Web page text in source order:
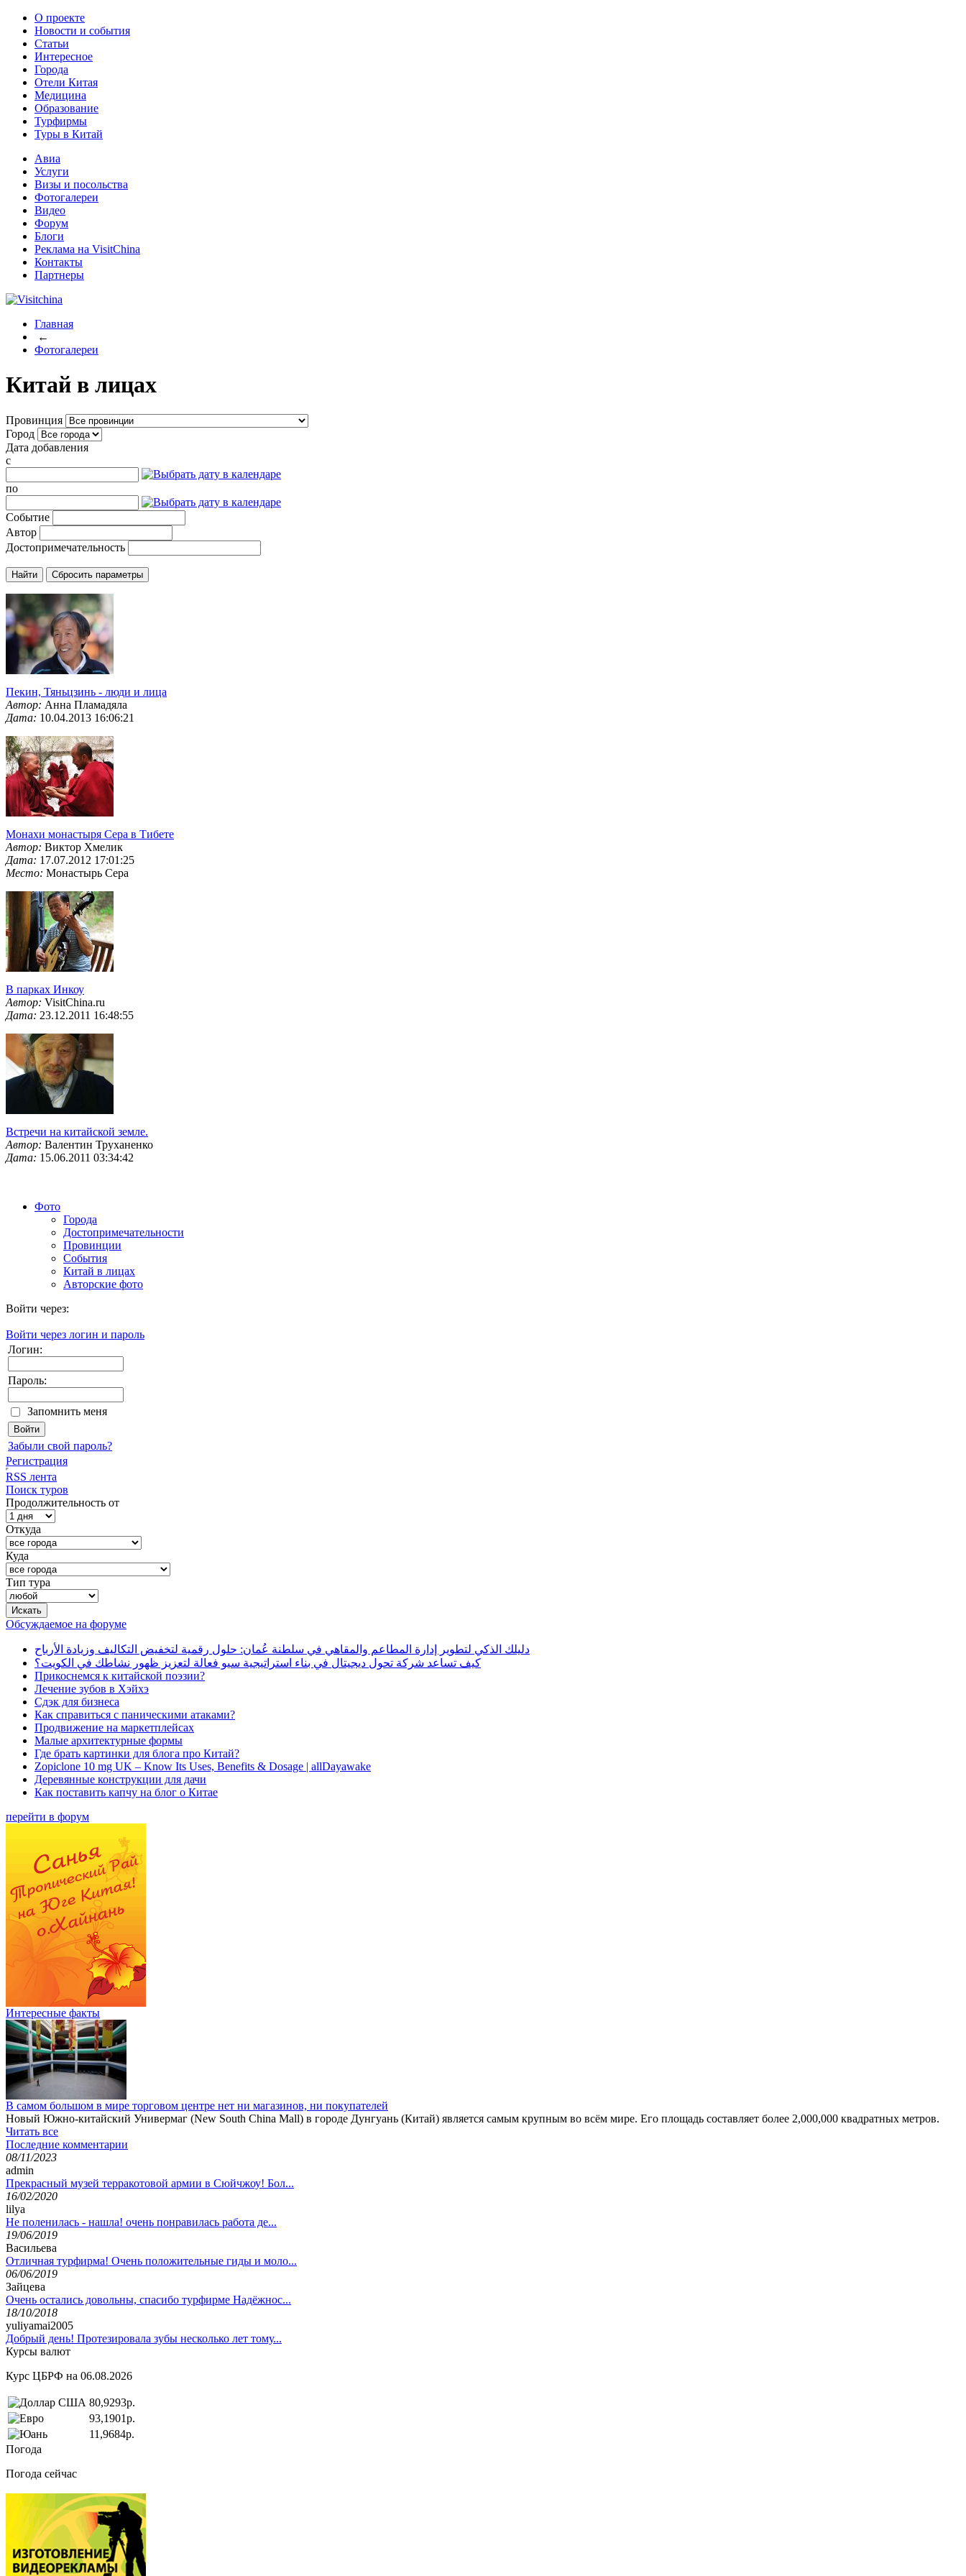
О проекте
Новости и события
Статьи
Интересное
Города
Отели Китая
Медицина
Образование
Турфирмы
Туры в Китай
Авиа
Услуги
Визы и посольства
Фотогалереи
Видео
Форум
Блоги
Реклама на VisitChina
Контакты
Партнеры
Главная
←
Фотогалереи
Китай в лицах
Провинция
Город
Дата добавления
c
по
Событие
Автор
Достопримечательность
Пекин, Тяньцзинь - люди и лица
Автор: Анна Пламадяла
Дата: 10.04.2013 16:06:21
Монахи монастыря Сера в Тибете
Автор: Виктор Хмелик
Дата: 17.07.2012 17:01:25
Место: Монастырь Сера
В парках Инкоу
Автор: VisitChina.ru
Дата: 23.12.2011 16:48:55
Встречи на китайской земле.
Автор: Валентин Труханенко
Дата: 15.06.2011 03:34:42
Фото
Города
Достопримечательности
Провинции
События
Китай в лицах
Авторские фото
Войти через:
Войти через логин и пароль
Логин:
Пароль:
Запомнить меня
Забыли свой пароль?
Регистрация
RSS лента
Поиск туров
Продолжительность от
Откуда
Куда
Тип тура
Обсуждаемое на форуме
دليلك الذكي لتطوير إدارة المطاعم والمقاهي في سلطنة عُمان: حلول رقمية لتخفيض التكاليف وزيادة الأرباح
كيف تساعد شركة تحول ديجيتال في بناء استراتيجية سيو فعالة لتعزيز ظهور نشاطك في الكويت؟
Прикоснемся к китайской поэзии?
Лечение зубов в Хэйхэ
Сдэк для бизнеса
Как справиться с паническими атаками?
Продвижение на маркетплейсах
Малые архитектурные формы
Где брать картинки для блога про Китай?
Zopiclone 10 mg UK – Know Its Uses, Benefits & Dosage | allDayawake
Деревянные конструкции для дачи
Как поставить капчу на блог о Китае
перейти в форум
Интересные факты
В самом большом в мире торговом центре нет ни магазинов, ни покупателей
Новый Южно-китайский Универмаг (New South China Mall) в городе Дунгуань (Китай) является самым крупным во всём мире. Его площадь составляет более 2,000,000 квадратных метров.
Читать все
Последние комментарии
08/11/2023
admin
Прекрасный музей терракотовой армии в Сюйчжоу! Бол...
16/02/2020
lilya
Не поленилась - нашла! очень понравилась работа де...
19/06/2019
Васильева
Отличная турфирма! Очень положительные гиды и моло...
06/06/2019
Зайцева
Очень остались довольны, спасибо турфирме Надёжнос...
18/10/2018
yuliyamai2005
Добрый день! Протезировала зубы несколько лет тому...
Курсы валют
Курс ЦБРФ на 06.08.2026
80,9293р.
93,1901р.
11,9684р.
Погода
Погода сейчас